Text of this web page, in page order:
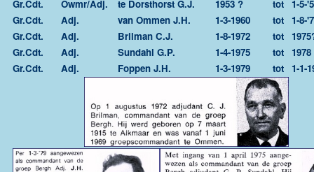
Gr.Cdt.
Owmr/Adj. te Dorsthorst G.J. 1953 ? tot
1-5-
Gr.Cdt.
Adj. van Ommen J.H. 1-3-1960 tot
1-8-
Gr.Cdt.
Adj. Brilman C.J. 1-8-1972 tot
Gr.Cdt.
Adj. Sundahl G.P. 1-4-1975 tot
Gr.Cdt.
Adj. Foppen J.H. 1-3-1979 tot 1-1-